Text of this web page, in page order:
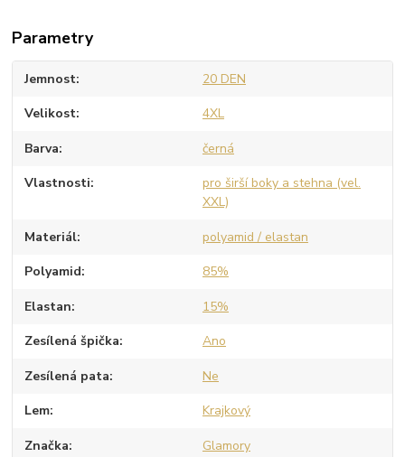
Parametry
Jemnost 20 DEN
Velikost 4XL
Barva černá
Vlastnosti
pro širší boky a stehna (vel.
XXL)
Materiál polyamid / elastan
Polyamid 85%
Elastan 15%
Zesílená špička Ano
Zesílená pata Ne
Lem Krajkový
Značka Glamory